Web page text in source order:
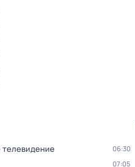
06:30
07:05